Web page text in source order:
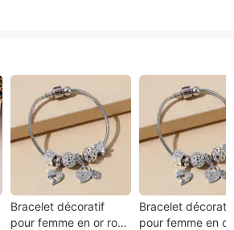
Bracelet décoratif
pour femme en or rose
Bracelet décoratif
pour femme en